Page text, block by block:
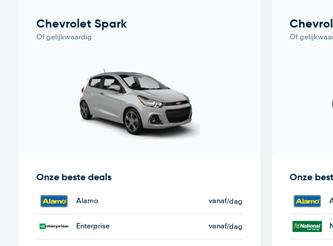
Chevrolet Spark
Of gelijkwaardig
Onze beste deals
Alamo vanaf/dag
Enterprise vanaf/dag
Of
Onze